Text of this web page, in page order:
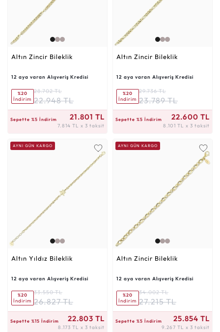
Altın Zincir Bileklik
12 aya varan Alışveriş Kredisi
%20
İndirim
28.702 TL
22.948 TL
Sepette %5 İndirim 21.801 TL
7.814 TL x 3 taksit
Altın Zincir Bileklik
12 aya varan Alışveriş Kredisi
%20
İndirim
29.736 TL
23.789 TL
Sepette %5 İndirim 22.600 TL
8.101 TL x 3 taksit
AYNI GÜN KARGO
Altın Yıldız Bileklik
12 aya varan Alışveriş Kredisi
%20
İndirim
33.550 TL
26.827 TL
Sepette %15 İndirim 22.803 TL
8.173 TL x 3 taksit
AYNI GÜN KARGO
Altın Zincir Bileklik
12 aya varan Alışveriş Kredisi
%20
İndirim
34.002 TL
27.215 TL
Sepette %5 İndirim 25.854 TL
9.267 TL x 3 taksit